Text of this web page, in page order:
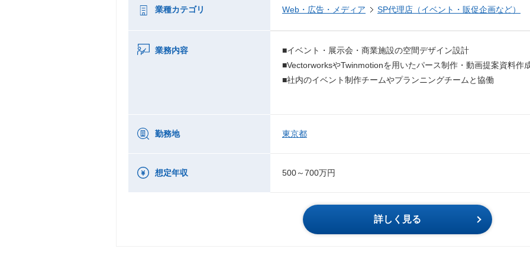
業種カテゴリ Web・広告・メディア SP代理店（イベント・販促企画など）
業務内容
■イベント・展示会・商業施設の空間デザイン設計
■VectorworksやTwinmotionを用いたパース制作・動画提案資料作
■社内のイベント制作チームやプランニングチームと協働
勤務地 東京都
想定年収 500～700万円
詳しく見る